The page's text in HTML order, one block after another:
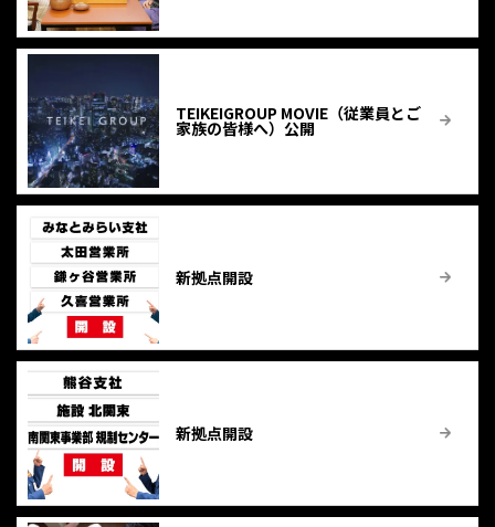
TEIKEIGROUP MOVIE（従業員とご
家族の皆様へ）公開
新拠点開設
新拠点開設